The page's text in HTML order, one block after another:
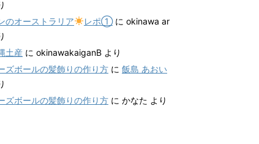
のオーストラリア
レポ①に okinawa ar
土産 に okinawakaiganB より
ズボールの髪飾りの作り方 に 飯島 あおい
ズボールの髪飾りの作り方 に かなた より